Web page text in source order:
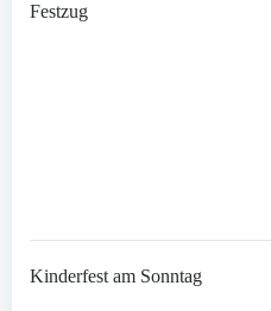
Festzug
Kinderfest am Sonntag